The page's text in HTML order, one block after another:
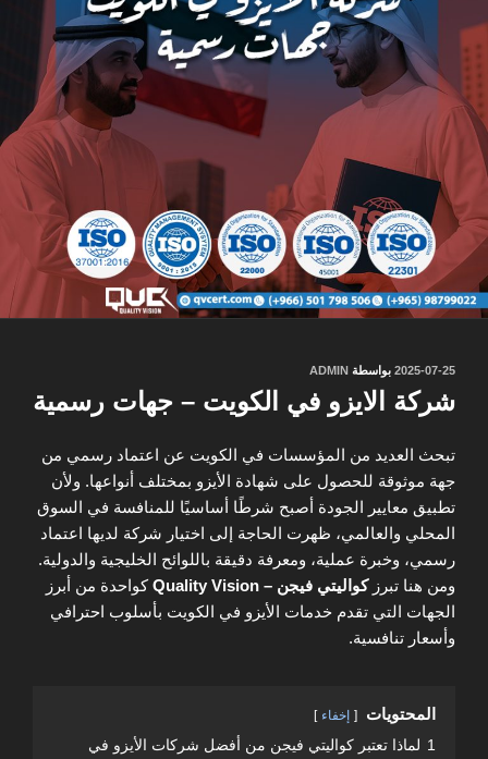
نُشر
2025-07-25 بواسطة ADMIN
شركة الايزو في الكويت – جهات رسمية
تبحث العديد من المؤسسات في الكويت عن اعتماد رسمي من
جهة موثوقة للحصول على شهادة الأيزو بمختلف أنواعها. ولأن
تطبيق معايير الجودة أصبح شرطًا أساسيًا للمنافسة في السوق
المحلي والعالمي، ظهرت الحاجة إلى اختيار شركة لديها اعتماد
رسمي، وخبرة عملية، ومعرفة دقيقة باللوائح الخليجية والدولية.
ومن هنا تبرزكواليتي فيجن – Quality Vision
كواحدة من أبرز
الجهات التي تقدم خدمات الأيزو في الكويت بأسلوب احترافي
وأسعار تنافسية.
المحتويات إخفاء
1 لماذا تعتبر كواليتي فيجن من أفضل شركات الأيزو في